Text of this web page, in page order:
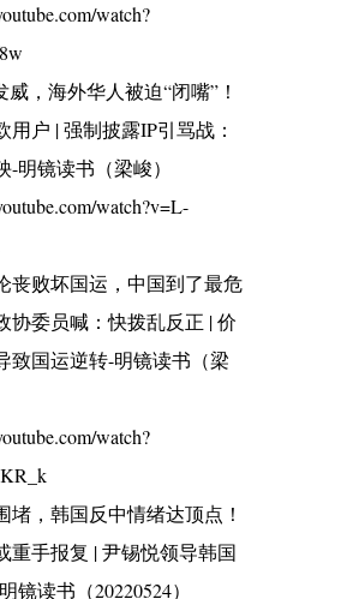
watch?
，海外华人被迫“闭嘴”！
用户 | 强制披露IP引骂战：
-明镜读书（梁峻）
watch?v=L-
丧败坏国运，中国到了最危
协委员喊：快拨乱反正 | 价
致国运逆转-明镜读书（梁
watch?
堵，韩国反中情绪达顶点！
重手报复 | 尹锡悦领导韩国
镜读书（20220524）